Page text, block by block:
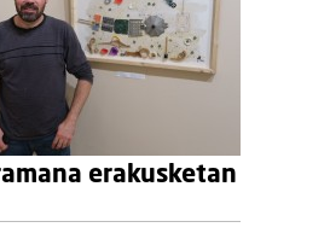
erakusketan